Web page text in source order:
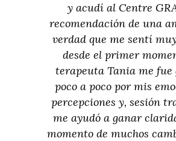
y acudí al Centre
recomendación de una
verdad que me sentí
desde el primer
terapeuta Tania me fue
poco a poco por mis
percepciones y, sesión
me ayudó a ganar
momento de muchos